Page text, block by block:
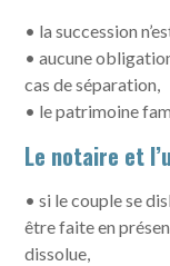
• la succession
• aucune
cas de séparation,
• le patrimoine
Le notaire et
• si le couple se
être faite en
dissolue,